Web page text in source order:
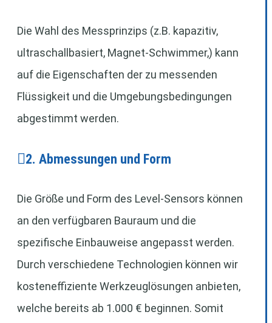
Die Wahl des Messprinzips (z.B. kapazitiv,
ultraschallbasiert, Magnet-Schwimmer,) kann
auf die Eigenschaften der zu messenden
Flüssigkeit und die Umgebungsbedingungen
abgestimmt werden.
2. Abmessungen und Form
Die Größe und Form des Level-Sensors können
an den verfügbaren Bauraum und die
spezifische Einbauweise angepasst werden.
Durch verschiedene Technologien können wir
kosteneffiziente Werkzeuglösungen anbieten,
welche bereits ab 1.000 € beginnen. Somit